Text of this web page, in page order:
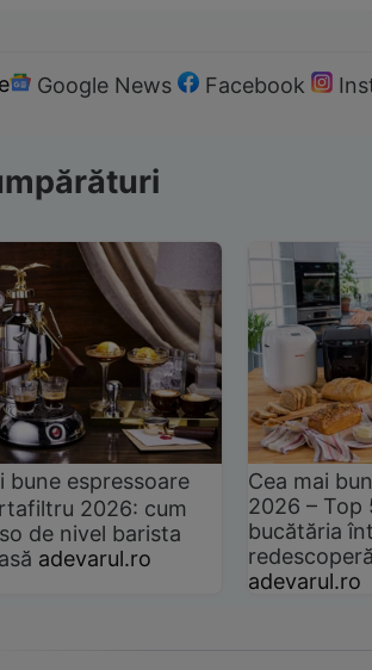
Google News Facebook
bune espressoare
2026: cum
de nivel barista
adevarul.ro
Cea mai
2026 –
bucătăria
adevarul.ro